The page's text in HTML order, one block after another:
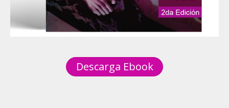
Descarga Ebook